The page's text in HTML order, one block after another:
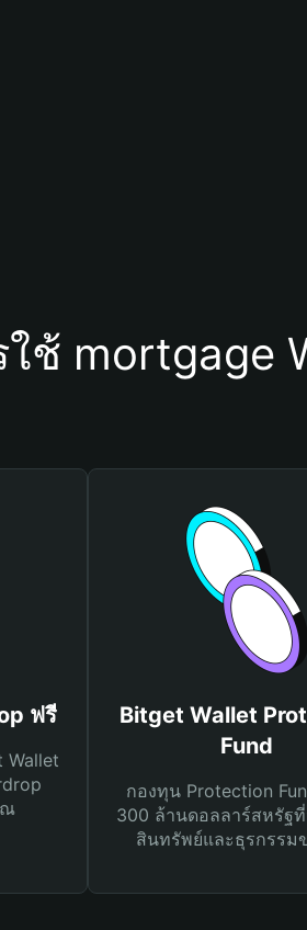
ใช้ mortgage
ฟรี
Wallet
ณ
Bitget Wallet
Fund
กองทุน Protection
300 ล้านดอลลาร์สหรัฐ
สินทรัพย์และธุรกรร